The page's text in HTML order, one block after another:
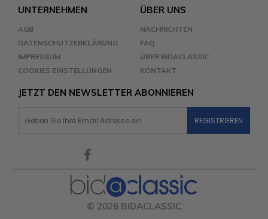
UNTERNEHMEN
AGB
DATENSCHUTZERKLÄRUNG
IMPRESSUM
COOKIES EINSTELLUNGEN
ÜBER UNS
NACHRICHTEN
FAQ
ÜBER BIDACLASSIC
KONTAKT
JETZT DEN NEWSLETTER ABONNIEREN
© 2026 BIDACLASSIC